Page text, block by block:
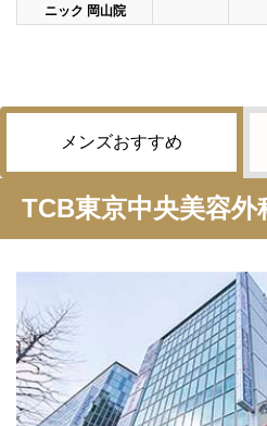
ニック 岡山院
メンズおすすめ
TCB東京中央美容外